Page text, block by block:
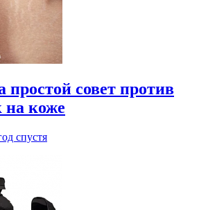
простой совет против
на коже
спустя